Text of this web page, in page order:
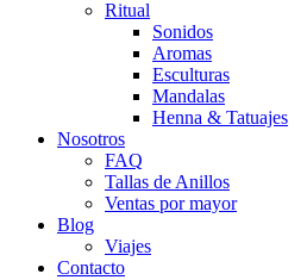
Ritual
Sonidos
Aromas
Esculturas
Mandalas
Henna & Tatuajes
Nosotros
FAQ
Tallas de Anillos
Ventas por mayor
Blog
Viajes
Contacto